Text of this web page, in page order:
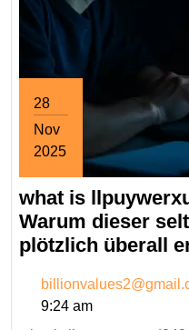
28
Nov
2025
November
28,
2025
what is
Warum dieser
plötzlich überall
9:24 am